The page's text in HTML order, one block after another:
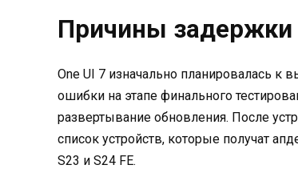
Причины задержки
One UI 7 изначально планировалась к
ошибки на этапе финального
развертывание обновления. После
список устройств, которые получат
S23 и S24 FE.